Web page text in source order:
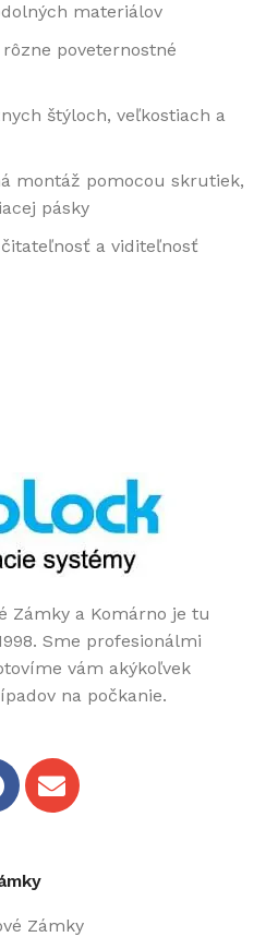
materiálov
poveternostné
štýloch, veľkostiach a
montáž pomocou skrutiek,
pásky
a viditeľnosť
Zámky a Komárno je tu
Sme profesionálmi
vám akýkoľvek
na počkanie.
Zámky